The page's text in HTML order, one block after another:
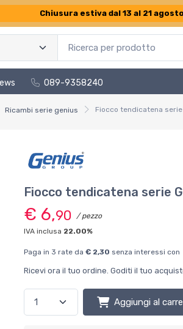
Chiusura estiva dal 13 al 21
089-9358240
Ricambi serie genius Fiocco tendicatena serie
Fiocco tendicatena serie
€ 6,90
/ pezzo
IVA inclusa 22.00%
Paga in 3 rate da€ 2,30 senza interessi con
Ricevi ora il tuo ordine. Goditi il tuo
Aggiungi al